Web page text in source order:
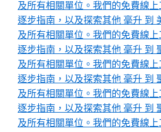
及所有相關單位。我們的免費線
逐步指南，以及探索其他 毫升 到
及所有相關單位。我們的免費線
逐步指南，以及探索其他 毫升 到
及所有相關單位。我們的免費線
逐步指南，以及探索其他 毫升 到
及所有相關單位。我們的免費線
逐步指南，以及探索其他 毫升 到
及所有相關單位。我們的免費線